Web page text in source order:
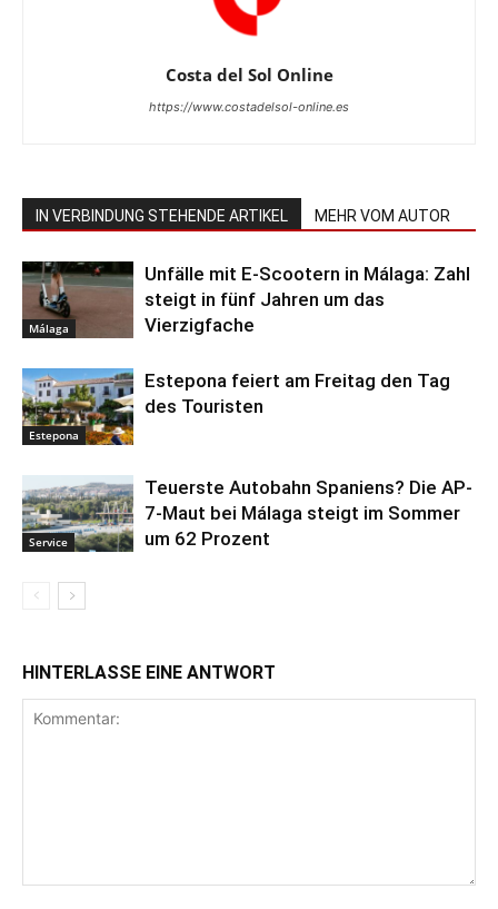
Costa del Sol Online
https://www.costadelsol-online.es
IN VERBINDUNG STEHENDE ARTIKEL MEHR VOM AUTOR
Málaga
Unfälle mit E-Scootern in Málaga: Zahl
steigt in fünf Jahren um das
Vierzigfache
Estepona
Estepona feiert am Freitag den Tag
des Touristen
Service
Teuerste Autobahn Spaniens? Die AP-
7-Maut bei Málaga steigt im Sommer
um 62 Prozent
HINTERLASSE EINE ANTWORT